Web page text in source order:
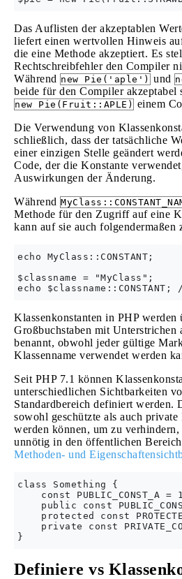
Das Auflisten der akzeptablen
liefert einen wertvollen Hinweis
die eine Methode akzeptiert. Es
Rechtschreibfehler den Compiler
Während new Pie('aple') und
beide für den Compiler akzeptabel
new Pie(Fruit::APLE) einem
Die Verwendung von
schließlich, dass der tatsächliche
einer einzigen Stelle geändert
Code, der die Konstante
Auswirkungen der Änderung.
Während
Methode für den Zugriff auf eine
kann auf sie auch folgendermaßen
echo MyClass::CONSTANT;
$classname = "MyClass";
Klassenkonstanten in PHP werden
Großbuchstaben mit Unterstrichen
benannt, obwohl jeder gültige
Klassenname verwendet werden
Seit PHP 7.1 können
unterschiedlichen Sichtbarkeiten
Standardbereich definiert werden.
sowohl geschützte als auch
werden können, um zu verhindern,
unnötig in den öffentlichen
Methoden- und
class Something {
const PUBLIC_CONST_A =
public const
protected const
private const
Definiere vs